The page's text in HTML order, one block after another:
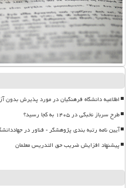
اطلاعیه دانشگاه فرهنگیان در مورد پذیرش بدون
طرح سرباز نخبگی در ۱۴۰۵ به کجا رسید؟
آیین نامه رتبه بندی پژوهشگر - فناور در
پیشنهاد افزایش ضریب حق التدریس معلمان